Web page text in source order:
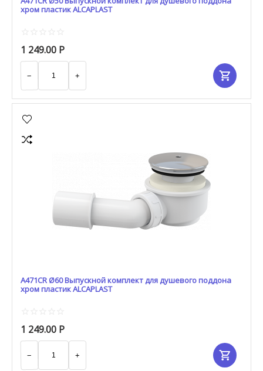
хром пластик ALCAPLAST
1 249.00 Р
+
−
A471CR Ø60 Выпускной комплект для душевого поддона
хром пластик ALCAPLAST
1 249.00 Р
+
−